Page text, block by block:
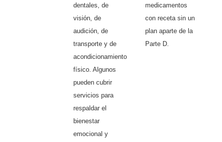
dentales, de
visión, de
audición, de
transporte y de
acondicionamiento
físico. Algunos
pueden cubrir
servicios para
respaldar el
bienestar
emocional y
medicamentos
con receta sin un
plan aparte de la
Parte D.